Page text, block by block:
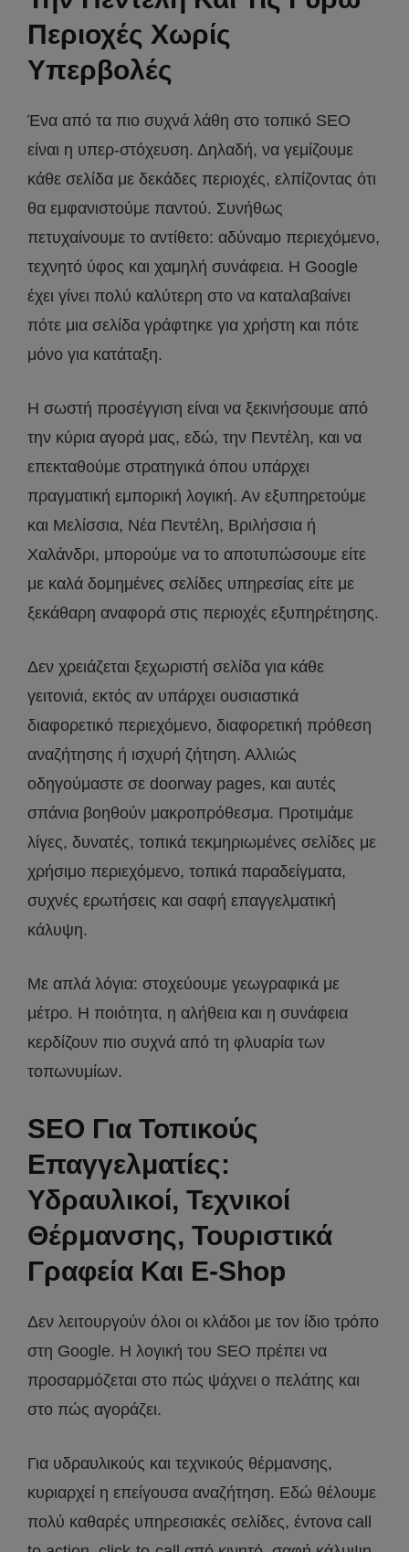
Περιοχές Χωρίς
Υπερβολές
Ένα από τα πιο συχνά λάθη στο τοπικό SEO
είναι η υπερ-στόχευση. Δηλαδή, να γεμίζουμε
κάθε σελίδα με δεκάδες περιοχές, ελπίζοντας ότι
θα εμφανιστούμε παντού. Συνήθως
πετυχαίνουμε το αντίθετο: αδύναμο περιεχόμενο,
τεχνητό ύφος και χαμηλή συνάφεια. Η Google
έχει γίνει πολύ καλύτερη στο να καταλαβαίνει
πότε μια σελίδα γράφτηκε για χρήστη και πότε
μόνο για κατάταξη.
Η σωστή προσέγγιση είναι να ξεκινήσουμε από
την κύρια αγορά μας, εδώ, την Πεντέλη, και να
επεκταθούμε στρατηγικά όπου υπάρχει
πραγματική εμπορική λογική. Αν εξυπηρετούμε
και Μελίσσια, Νέα Πεντέλη, Βριλήσσια ή
Χαλάνδρι, μπορούμε να το αποτυπώσουμε είτε
με καλά δομημένες σελίδες υπηρεσίας είτε με
ξεκάθαρη αναφορά στις περιοχές εξυπηρέτησης.
Δεν χρειάζεται ξεχωριστή σελίδα για κάθε
γειτονιά, εκτός αν υπάρχει ουσιαστικά
διαφορετικό περιεχόμενο, διαφορετική πρόθεση
αναζήτησης ή ισχυρή ζήτηση. Αλλιώς
οδηγούμαστε σε doorway pages, και αυτές
σπάνια βοηθούν μακροπρόθεσμα. Προτιμάμε
λίγες, δυνατές, τοπικά τεκμηριωμένες σελίδες με
χρήσιμο περιεχόμενο, τοπικά παραδείγματα,
συχνές ερωτήσεις και σαφή επαγγελματική
κάλυψη.
Με απλά λόγια: στοχεύουμε γεωγραφικά με
μέτρο. Η ποιότητα, η αλήθεια και η συνάφεια
κερδίζουν πιο συχνά από τη φλυαρία των
τοπωνυμίων.
SEO Για Τοπικούς
Επαγγελματίες:
Υδραυλικοί, Τεχνικοί
Θέρμανσης, Τουριστικά
Γραφεία Και E-Shop
Δεν λειτουργούν όλοι οι κλάδοι με τον ίδιο τρόπο
στη Google. Η λογική του SEO πρέπει να
προσαρμόζεται στο πώς ψάχνει ο πελάτης και
στο πώς αγοράζει.
Για υδραυλικούς και τεχνικούς θέρμανσης,
κυριαρχεί η επείγουσα αναζήτηση. Εδώ θέλουμε
πολύ καθαρές υπηρεσιακές σελίδες, έντονα call